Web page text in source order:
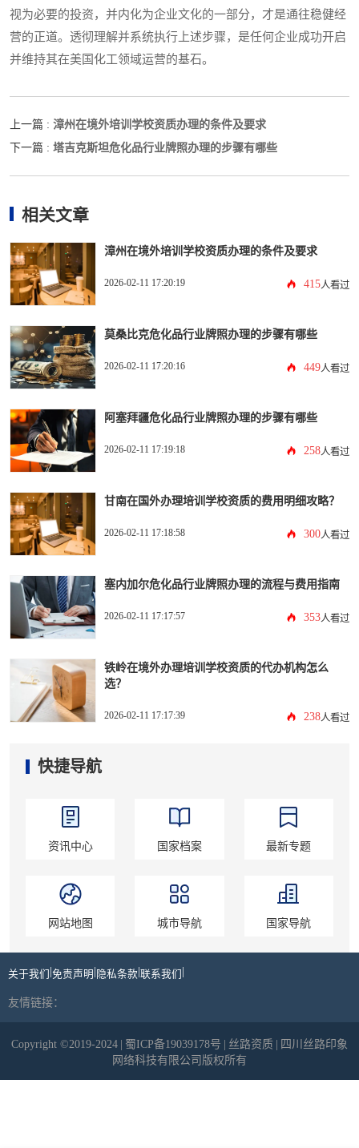
视为必要的投资，并内化为企业文化的一部分，才是通往稳健经
营的正道。透彻理解并系统执行上述步骤，是任何企业成功开启
并维持其在美国化工领域运营的基石。
上一篇 : 漳州在境外培训学校资质办理的条件及要求
下一篇 : 塔吉克斯坦危化品行业牌照办理的步骤有哪些
相关文章
漳州在境外培训学校资质办理的条件及要求
2026-02-11 17:20:19 415人看过
莫桑比克危化品行业牌照办理的步骤有哪些
2026-02-11 17:20:16 449人看过
阿塞拜疆危化品行业牌照办理的步骤有哪些
2026-02-11 17:19:18 258人看过
甘南在国外办理培训学校资质的费用明细攻略？
2026-02-11 17:18:58 300人看过
塞内加尔危化品行业牌照办理的流程与费用指南
2026-02-11 17:17:57 353人看过
铁岭在境外办理培训学校资质的代办机构怎么
选？
2026-02-11 17:17:39 238人看过
快捷导航
资讯中心 国家档案 最新专题
网站地图 城市导航 国家导航
关于我们 |免责声明 | 隐私条款|联系我们 |
友情链接：
Copyright ©2019-2024 | 蜀ICP备19039178号 | 丝路资质 | 四川丝路印象
网络科技有限公司版权所有